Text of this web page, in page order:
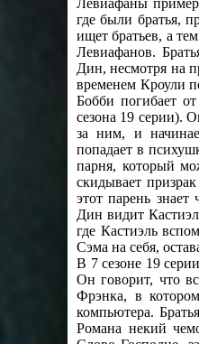
где были братья,
ищет братьев, а
Левиафанов.
Дин, несмотря на
временем Кроули
Бобби погибает
сезона 19 серии).
за ним, и
попадает в
парня, который
скидывает
этот парень
Дин видит
где Кастиэль
Сэма на себя,
В 7 сезоне 19
Он говорит, что
Фрэнка, в
компьютера.
Романа некий